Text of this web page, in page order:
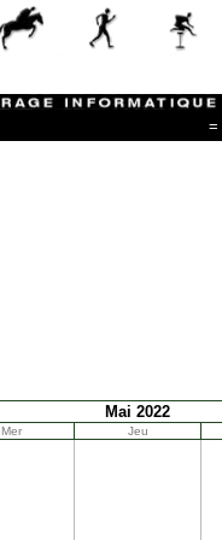
=
Mai 2022
Mer Jeu